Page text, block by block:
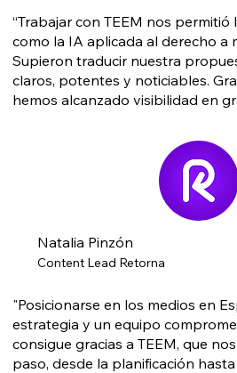
“Trabajar con TEEM nos
como la IA aplicada al derecho a
Supieron traducir nuestra
claros, potentes y noticiables.
hemos alcanzado visibilidad en
"Posicionarse en los medios en
estrategia y un equipo
consigue gracias a TEEM, que
paso, desde la planificación
Natalia Pinzón
Content Lead Retorna